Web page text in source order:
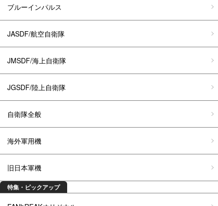
ブルーインパルス
JASDF/航空自衛隊
JMSDF/海上自衛隊
JGSDF/陸上自衛隊
自衛隊全般
海外軍用機
旧日本軍機
特集・ピックアップ